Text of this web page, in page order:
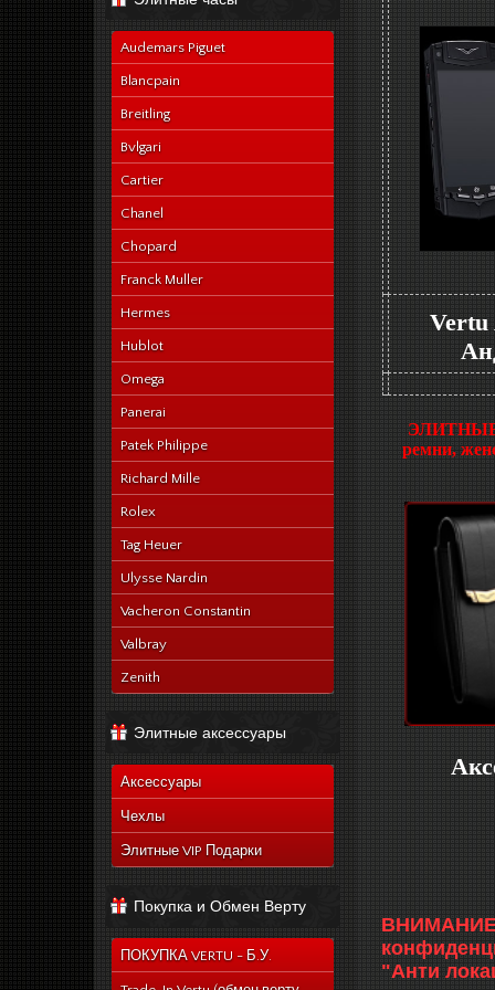
Audemars Piguet
Blancpain
Breitling
Bvlgari
Cartier
Chanel
Chopard
Franck Muller
Hermes
Hublot
Omega
Panerai
Patek Philippe
Richard Mille
Rolex
Tag Heuer
Ulysse Nardin
Vacheron Constantin
Valbray
Zenith
Элитные аксессуары
Аксессуары
Чехлы
Элитные VIP Подарки
Покупка и Обмен Верту
ПОКУПКА VERTU - Б.У.
Vertu
ЭЛИТНЫЕ
ремни,
ВНИМАНИЕ:
"Анти